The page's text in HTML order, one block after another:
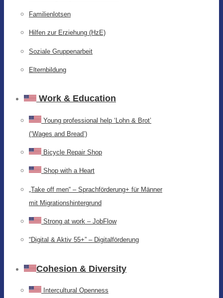
Familienlotsen
Hilfen zur Erziehung (HzE)
Soziale Gruppenarbeit
Elternbildung
Work & Education
Young professional help ‘Lohn & Brot’
(‘Wages and Bread’)
Bicycle Repair Shop
Shop with a Heart
„Take off men“ – Sprachförderung+ für Männer
mit Migrationshintergrund
Strong at work – JobFlow
“Digital & Aktiv 55+” – Digitalförderung
Cohesion & Diversity
Intercultural Openness